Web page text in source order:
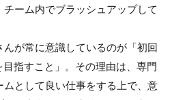
ーム内でブラッシュアップして
が常に意識しているのが「初回
指すこと」。その理由は、専門
として良い仕事をする上で、意